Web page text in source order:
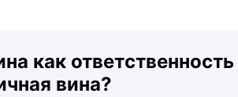
как ответственность
вина?